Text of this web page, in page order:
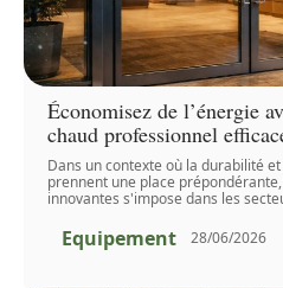
Économisez de l’énergie
chaud professionnel
Dans un contexte où la durabilité
prennent une place
innovantes s'impose dans les
Equipement 28/06/2026